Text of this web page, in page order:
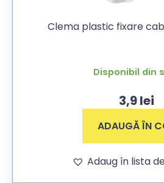
Clema plastic fixare
Disponibil din
3,9lei
ADAUGĂ ÎN
Adaug în lista